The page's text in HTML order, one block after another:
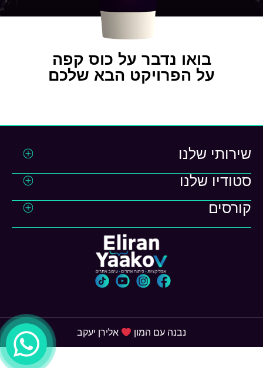
בואו נדבר על כוס קפה
על הפרויקט הבא שלכם
שירותי שלנו
בניית אתרים
שיפור ביצועים
סטודיו שלנו
ראשי
קורסים
נבנה עם המון אלירן יעקב